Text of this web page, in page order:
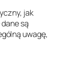
jak
są
uwagę,